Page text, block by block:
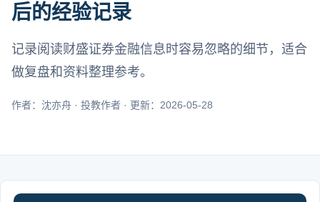
后的经验记录
记录阅读财盛证券金融信息时容易忽略的细节，适合
做复盘和资料整理参考。
作者：沈亦舟 · 投教作者 · 更新：2026-05-28